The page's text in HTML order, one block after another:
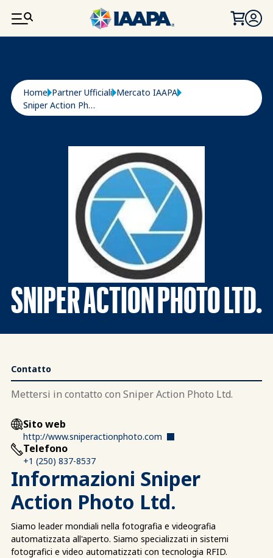
SALTA AL CONTENUTO PRINCIPALE
Briciole di pane
Home Partner Ufficiali Mercato IAAPA
Sniper Action Photo Ltd.
SNIPER ACTION PHOTO LTD.
Contatto
Mettersi in contatto con Sniper Action Photo Ltd.
Sito web
http://www.sniperactionphoto.com
Telefono
+1 (250) 837-8537
Informazioni Sniper
Action Photo Ltd.
Siamo leader mondiali nella fotografia e videografia
automatizzata all'aperto. Siamo specializzati in sistemi
fotografici e video automatizzati con tecnologia RFID.